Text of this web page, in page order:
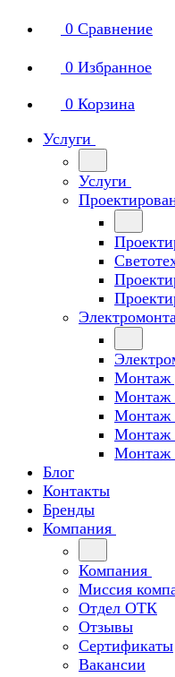
0 Сравнение
0 Избранное
0 Корзина
Услуги
Услуги
Монтаж
Монтаж
Монтаж
Монтаж
Монтаж
Блог
Контакты
Бренды
Компания
Компания
Миссия
Отдел ОТК
Отзывы
Сертификаты
Вакансии